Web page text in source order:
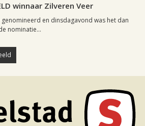
winnaar Zilveren Veer
en dinsdagavond was het dan
nominatie...